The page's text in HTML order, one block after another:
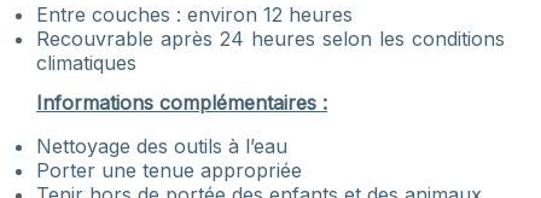
Entre couches : environ 12 heures
Recouvrable après 24 heures selon les conditions
climatiques
Informations complémentaires :
Nettoyage des outils à l’eau
Porter une tenue appropriée